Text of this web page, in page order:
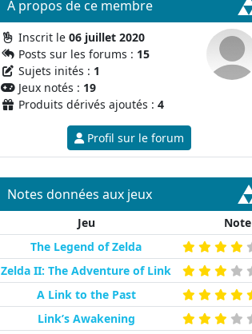
À propos de ce membre
Inscrit le 06 juillet 2020
Posts sur les forums : 15
Sujets inités : 1
Jeux notés : 19
Produits dérivés ajoutés : 4
Profil sur le forum
Notes données aux jeux
Jeu
Note
The Legend of Zelda
Zelda II: The Adventure of Link
A Link to the Past
Link’s Awakening